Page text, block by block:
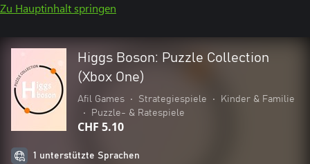
Zu Hauptinhalt springen
Higgs Boson: Puzzle Collection
(Xbox One)
Afil Games • Strategiespiele •
Kinder & Familie
•
Puzzle- & Ratespiele
CHF 5.10
1 unterstützte Sprachen